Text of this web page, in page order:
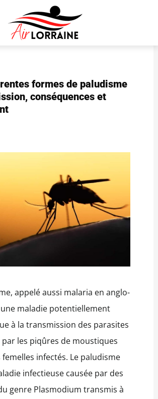
formes de paludisme
conséquences et
appelé aussi malaria en anglo-
maladie potentiellement
à la transmission des parasites
par les piqûres de moustiques
infectés. Le paludisme
infectieuse causée par des
genre Plasmodium transmis à